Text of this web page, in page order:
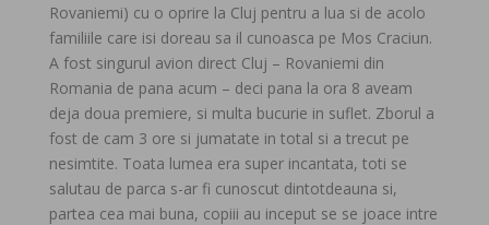
Rovaniemi) cu o oprire la Cluj pentru a lua si de acolo
familiile care isi doreau sa il cunoasca pe Mos Craciun.
A fost singurul avion direct Cluj – Rovaniemi din
Romania de pana acum – deci pana la ora 8 aveam
deja doua premiere, si multa bucurie in suflet. Zborul a
fost de cam 3 ore si jumatate in total si a trecut pe
nesimtite. Toata lumea era super incantata, toti se
salutau de parca s-ar fi cunoscut dintotdeauna si,
partea cea mai buna, copiii au inceput se se joace intre